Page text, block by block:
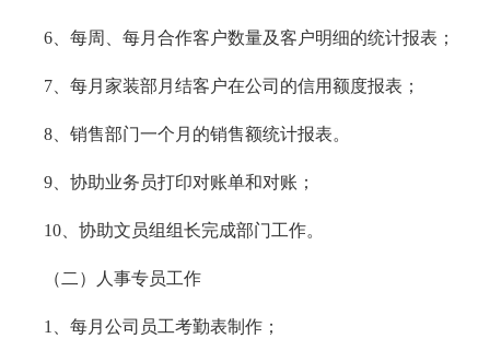
6、每周、每月合作客户数量及客户明细的统计报表；
7、每月家装部月结客户在公司的信用额度报表；
8、销售部门一个月的销售额统计报表。
9、协助业务员打印对账单和对账；
10、协助文员组组长完成部门工作。
（二）人事专员工作
1、每月公司员工考勤表制作；